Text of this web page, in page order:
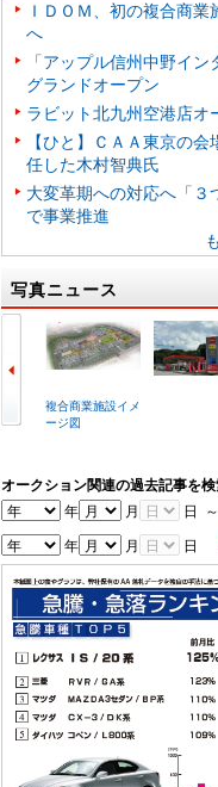
ＩＤＯＭ、初の複合商業
へ
「アップル信州中野イン
グランドオープン
ラビット北九州空港店オ
【ひと】ＣＡＡ東京の会
任した木村智典氏
大変革期への対応へ「３
で事業推進
写真ニュース
複合商業施設イメ
ージ図
オークション関連の過去記事を検
年
月 日 ～
年 月 日